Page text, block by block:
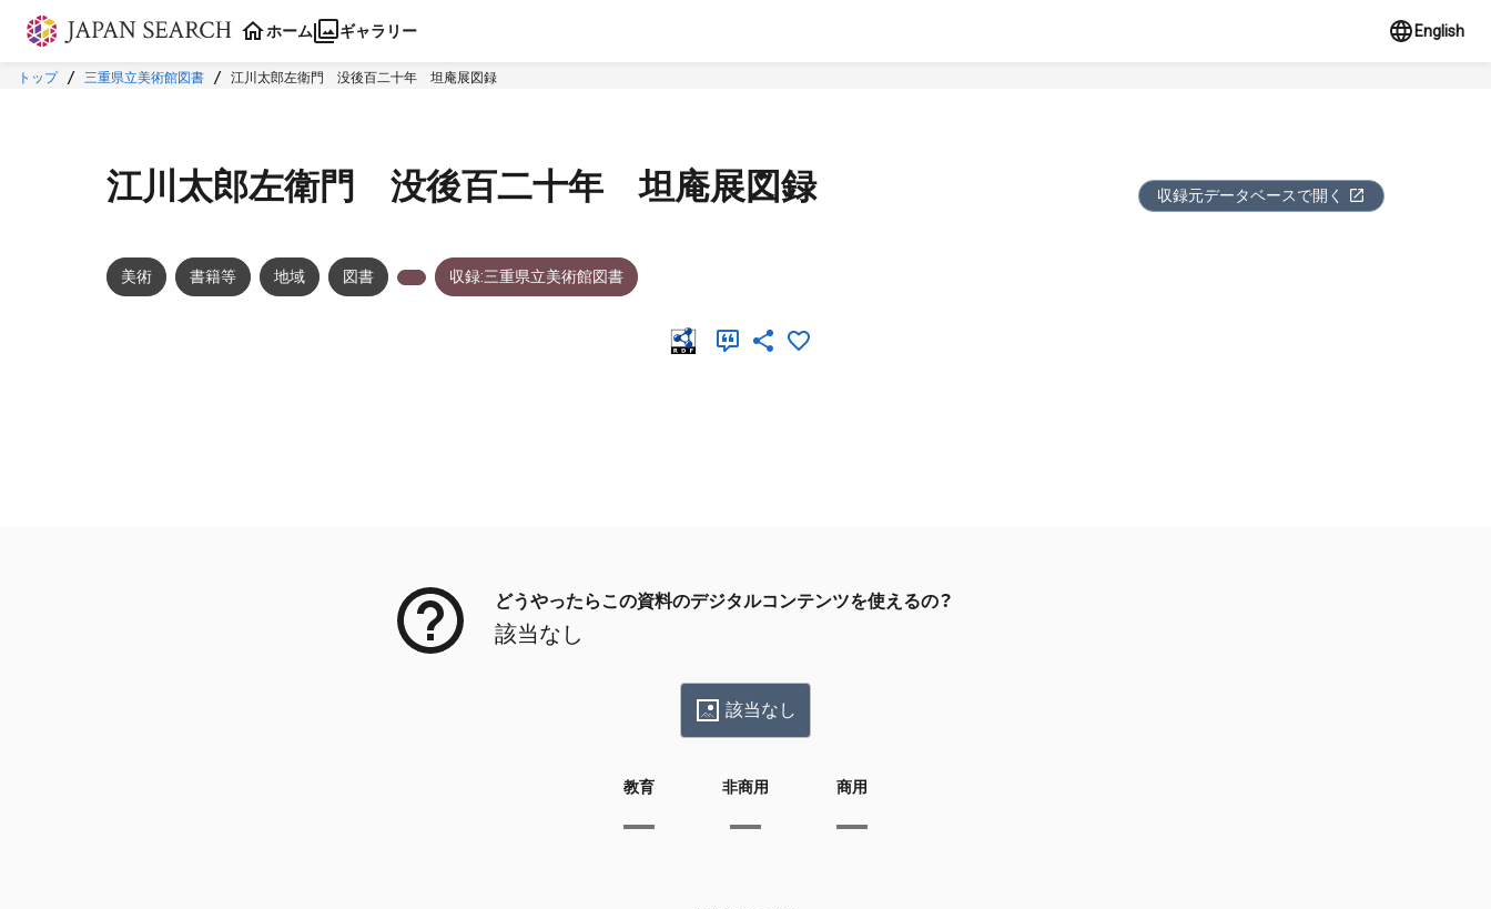
本文に飛ぶ
ホーム ギャラリー English
トップ 三重県立美術館図書 江川太郎左衛門 没後百二十年 坦庵展図録
江川太郎左衛門 没後百二十年 坦庵展図録 収録元データベースで開く
美術 書籍等 地域 図書 収録:三重県立美術館図書
どうやったらこの資料のデジタルコンテンツを使えるの？
該当なし
該当なし
教育 非商用 商用